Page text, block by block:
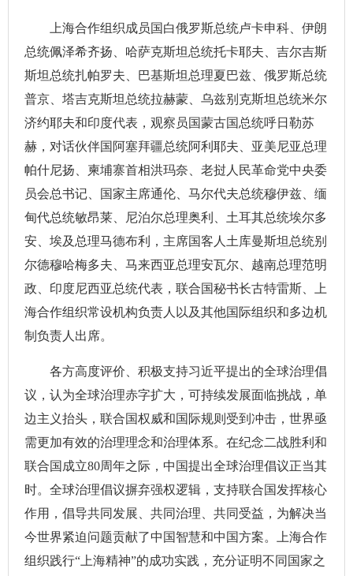
上海合作组织成员国白俄罗斯总统卢卡申科、伊朗
总统佩泽希齐扬、哈萨克斯坦总统托卡耶夫、吉尔吉斯
斯坦总统扎帕罗夫、巴基斯坦总理夏巴兹、俄罗斯总统
普京、塔吉克斯坦总统拉赫蒙、乌兹别克斯坦总统米尔
济约耶夫和印度代表，观察员国蒙古国总统呼日勒苏
赫，对话伙伴国阿塞拜疆总统阿利耶夫、亚美尼亚总理
帕什尼扬、柬埔寨首相洪玛奈、老挝人民革命党中央委
员会总书记、国家主席通伦、马尔代夫总统穆伊兹、缅
甸代总统敏昂莱、尼泊尔总理奥利、土耳其总统埃尔多
安、埃及总理马德布利，主席国客人土库曼斯坦总统别
尔德穆哈梅多夫、马来西亚总理安瓦尔、越南总理范明
政、印度尼西亚总统代表，联合国秘书长古特雷斯、上
海合作组织常设机构负责人以及其他国际组织和多边机
制负责人出席。
各方高度评价、积极支持习近平提出的全球治理倡
议，认为全球治理赤字扩大，可持续发展面临挑战，单
边主义抬头，联合国权威和国际规则受到冲击，世界亟
需更加有效的治理理念和治理体系。在纪念二战胜利和
联合国成立80周年之际，中国提出全球治理倡议正当其
时。全球治理倡议摒弃强权逻辑，支持联合国发挥核心
作用，倡导共同发展、共同治理、共同受益，为解决当
今世界紧迫问题贡献了中国智慧和中国方案。上海合作
组织践行“上海精神”的成功实践，充分证明不同国家之